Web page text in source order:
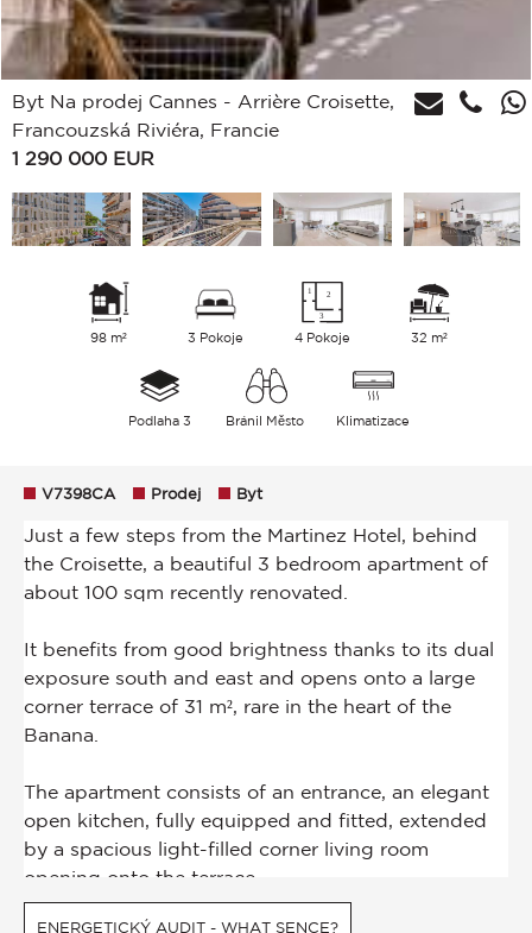
Byt Na prodej Cannes - Arrière Croisette,
Francouzská Riviéra, Francie
1 290 000 EUR
98 m² 3 Pokoje 4 Pokoje 32 m²
Podlaha 3 Bránil Město Klimatizace
V7398CA Prodej Byt
ENERGETICKÝ AUDIT - WHAT SENCE?